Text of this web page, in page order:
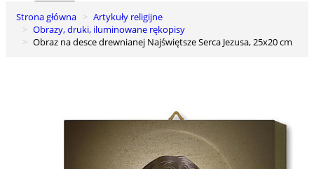
0
Koszyk
Strona główna
Artykuły religijne
Obrazy, druki, iluminowane rękopisy
Obraz na desce drewnianej Najświętsze Serca Jezusa, 25x20 cm